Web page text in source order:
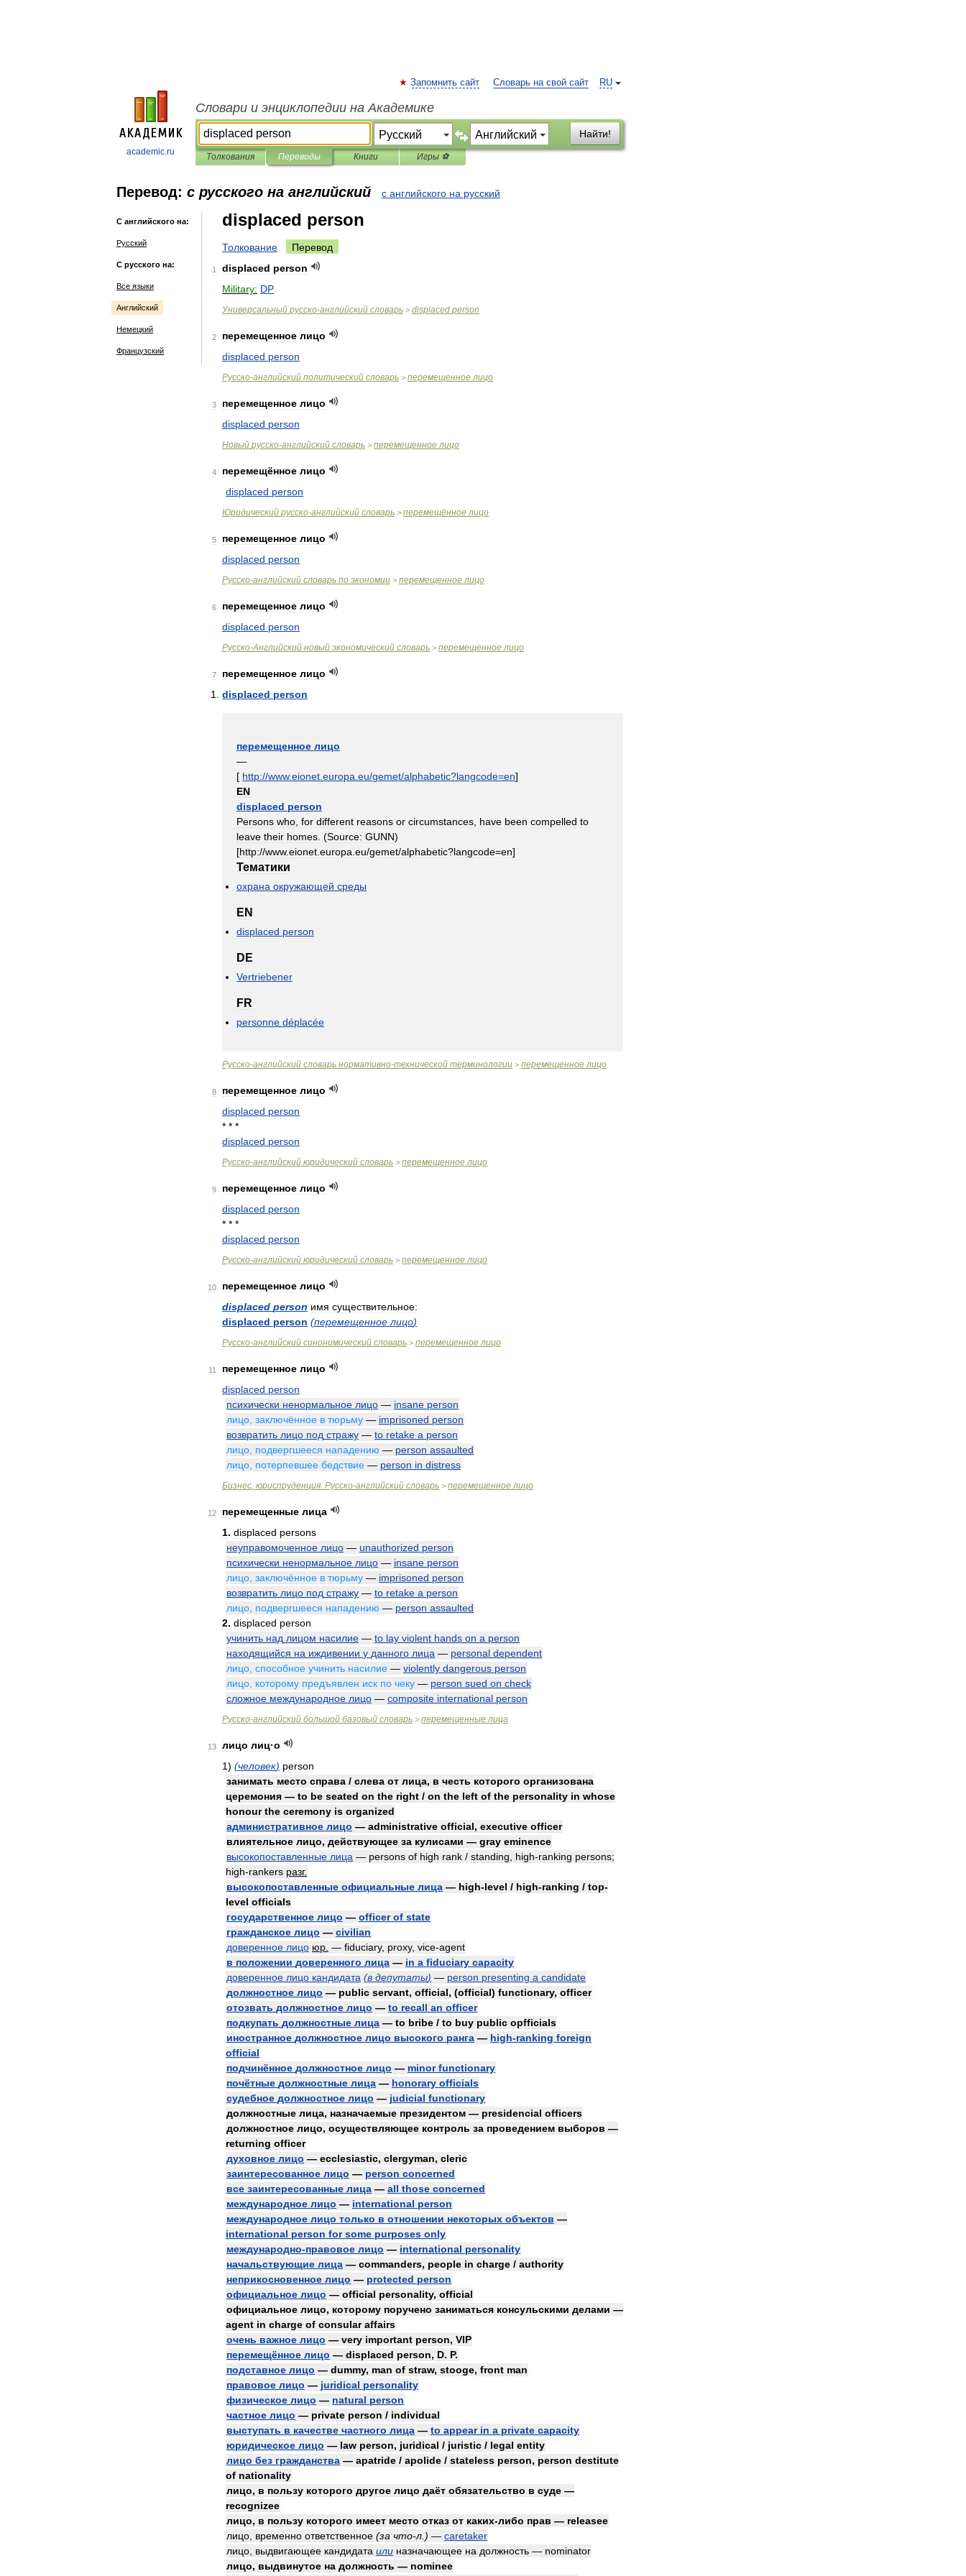
academic.ru
RU
Запомнить сайт Словарь на свой сайт
Словари и энциклопедии на Академике
Найти!
Толкования Переводы Книги Игры ⚽
Перевод: с русского на английский с английского на русский
С английского на:
Русский
С русского на:
Все языки
Английский
Немецкий
Французский
displaced person
Толкование Перевод
1 displaced person
Military: DP
Универсальный русско-английский словарь > displaced person
2 перемещенное лицо
displaced person
Русско-английский политический словарь > перемещенное лицо
3 перемещенное лицо
displaced person
Новый русско-английский словарь > перемещенное лицо
4 перемещённое лицо
displaced person
Юридический русско-английский словарь > перемещённое лицо
5 перемещенное лицо
displaced person
Русско-английский словарь по экономии > перемещенное лицо
6 перемещенное лицо
displaced person
Русско-Английский новый экономический словарь > перемещенное лицо
7 перемещенное лицо
displaced person
перемещенное лицо
—
[ http://www.eionet europa eu/gemet/alphabetic?langcode=en]
EN
displaced person
Persons who for different reasons or circumstances have been compelled to
leave their homes . (Source: GUNN)
[http://www.eionet europa eu/gemet/alphabetic?langcode=en]
Тематики
охрана окружающей среды
EN
displaced person
DE
Vertriebener
FR
personne déplacée
Русско-английский словарь нормативно-технической терминологии > перемещенное лицо
8 перемещенное лицо
displaced person
* * *
displaced person
Русско-английский юридический словарь > перемещенное лицо
9 перемещенное лицо
displaced person
* * *
displaced person
Русско-английский юридический словарь > перемещенное лицо
10 перемещенное лицо
displaced person имя существительное:
displaced person (перемещенное лицо)
Русско-английский синонимический словарь > перемещенное лицо
11 перемещенное лицо
displaced person
психически ненормальное лицо — insane person
лицо заключённое в тюрьму — imprisoned person
возвратить лицо под стражу — to retake a person
лицо подвергшееся нападению — person assaulted
лицо потерпевшее бедствие — person in distress
Бизнес, юриспруденция. Русско-английский словарь > перемещенное лицо
12 перемещенные лица
1. displaced persons
неуправомоченное лицо — unauthorized person
психически ненормальное лицо — insane person
лицо заключённое в тюрьму — imprisoned person
возвратить лицо под стражу — to retake a person
лицо подвергшееся нападению — person assaulted
2. displaced person
учинить над лицом насилие — to lay violent hands on a person
находящийся на иждивении у данного лица — personal dependent
лицо способное учинить насилие — violently dangerous person
лицо которому предъявлен иск по чеку — person sued on check
сложное международное лицо — composite international person
Русско-английский большой базовый словарь > перемещенные лица
13 лицо лиц·о
1) (человек) person
занимать место справа / слева от лица, в честь которого организована
церемония — to be seated on the right / on the left of the personality in whose
honour the ceremony is organized
административное лицо — administrative official, executive officer
влиятельное лицо, действующее за кулисами — gray eminence
высокопоставленные лица — persons of high rank / standing high-ranking persons;
high-rankers разг.
высокопоставленные официальные лица — high-level / high-ranking / top-
level officials
государственное лицо — officer of state
гражданское лицо — civilian
доверенное лицо юр — fiduciary, proxy, vice-agent
в положении доверенного лица — in a fiduciary capacity
доверенное лицо кандидата (в депутаты) — person presenting a candidate
должностное лицо — public servant, official, (official) functionary, officer
отозвать должностное лицо — to recall an officer
подкупать должностные лица — to bribe / to buy public opfficials
иностранное должностное лицо высокого ранга — high-ranking foreign
official
подчинённое должностное лицо — minor functionary
почётные должностные лица — honorary officials
судебное должностное лицо — judicial functionary
должностные лица, назначаемые президентом — presidencial officers
должностное лицо, осуществляющее контроль за проведением выборов —
returning officer
духовное лицо — ecclesiastic, clergyman, cleric
заинтересованное лицо — person concerned
все заинтересованные лица — all those concerned
международное лицо — international person
международное лицо только в отношении некоторых объектов —
international person for some purposes only
международно-правовое лицо — international personality
начальствующие лица — commanders, people in charge / authority
неприкосновенное лицо — protected person
официальное лицо — official personality, official
официальное лицо, которому поручено заниматься консульскими делами —
agent in charge of consular affairs
очень важное лицо — very important person, VIP
перемещённое лицо — displaced person, D. P.
подставное лицо — dummy, man of straw, stooge, front man
правовое лицо — juridical personality
физическое лицо — natural person
частное лицо — private person / individual
выступать в качестве частного лица — to appear in a private capacity
юридическое лицо — law person, juridical / juristic / legal entity
лицо без гражданства — apatride / apolide / stateless person, person destitute
of nationality
лицо, в пользу которого другое лицо даёт обязательство в суде —
recognizee
лицо, в пользу которого имеет место отказ от каких-либо прав — releasee
лицо временно ответственное (за что-л .) — caretaker
лицо выдвигающее кандидата или назначающее на должность — nominator
лицо, выдвинутое на должность — nominee